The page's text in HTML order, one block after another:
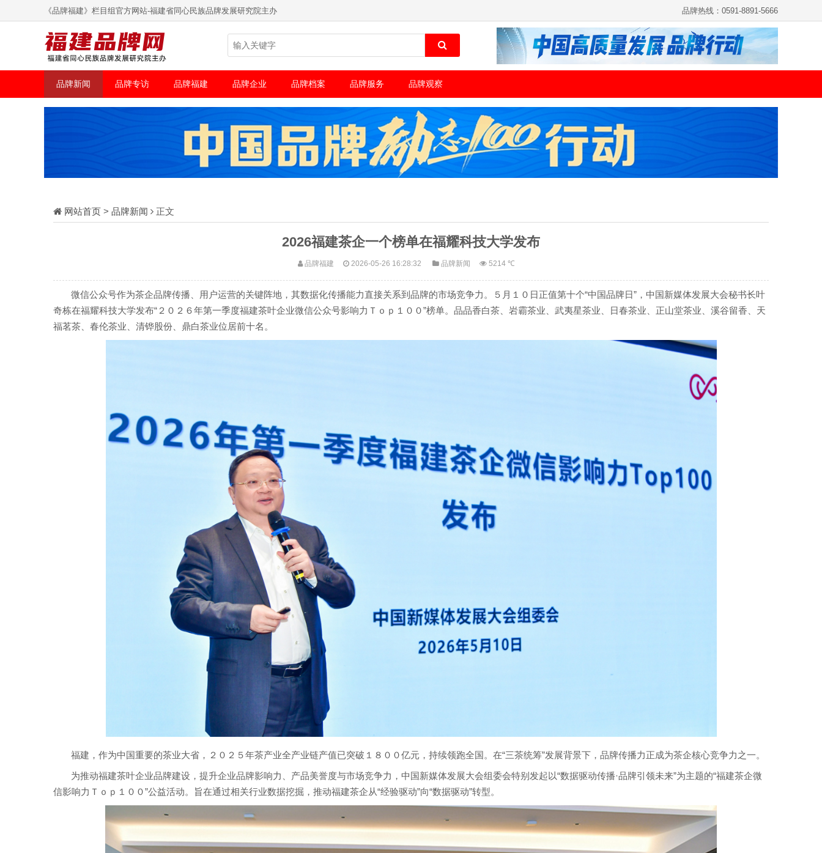
《品牌福建》栏目组官方网站-福建省同心民族品牌发展研究院主办 品牌热线：0591-8891-5666
品牌新闻 品牌专访 品牌福建 品牌企业 品牌档案 品牌服务 品牌观察
网站首页 > 品牌新闻 正文
2026福建茶企一个榜单在福耀科技大学发布
品牌福建 2026-05-26 16:28:32 品牌新闻 5214 ℃
微信公众号作为茶企品牌传播、用户运营的关键阵地，其数据化传播能力直接关系到品牌的市场竞争力。５月１０日正值第十个“中国品牌日”，中国新媒体发展大会秘书长叶
奇栋在福耀科技大学发布“２０２６年第一季度福建茶叶企业微信公众号影响力Ｔｏｐ１００”榜单。品品香白茶、岩霸茶业、武夷星茶业、日春茶业、正山堂茶业、溪谷留香、天
福茗茶、春伦茶业、清铧股份、鼎白茶业位居前十名。
福建，作为中国重要的茶业大省，２０２５年茶产业全产业链产值已突破１８００亿元，持续领跑全国。在“三茶统筹”发展背景下，品牌传播力正成为茶企核心竞争力之一。
为推动福建茶叶企业品牌建设，提升企业品牌影响力、产品美誉度与市场竞争力，中国新媒体发展大会组委会特别发起以“数据驱动传播·品牌引领未来”为主题的“福建茶企微
信影响力Ｔｏｐ１００”公益活动。旨在通过相关行业数据挖掘，推动福建茶企从“经验驱动”向“数据驱动”转型。